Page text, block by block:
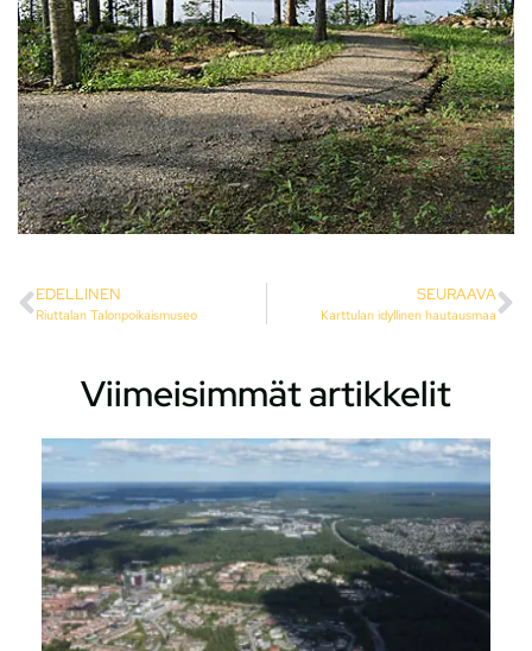
EDELLINEN
Riuttalan Talonpoikaismuseo
SEURAAVA
Karttulan idyllinen hautausmaa
Viimeisimmät artikkelit